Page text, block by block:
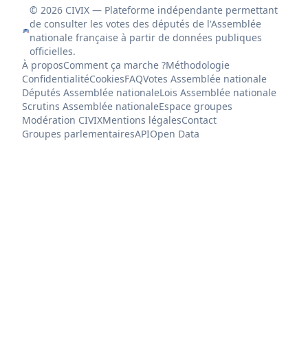
© 2026 CIVIX — Plateforme indépendante permettant
de consulter les votes des députés de l'Assemblée
nationale française à partir de données publiques
officielles.
À proposComment ça marche ?Méthodologie
ConfidentialitéCookiesFAQVotes Assemblée nationale
Députés Assemblée nationaleLois Assemblée nationale
Scrutins Assemblée nationaleEspace groupes
Modération CIVIXMentions légalesContact
Groupes parlementairesAPIOpen Data